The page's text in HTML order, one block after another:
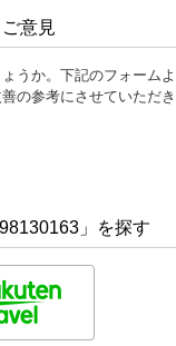
意見
うか。下記のフォーム
の参考にさせていただき
」を探す